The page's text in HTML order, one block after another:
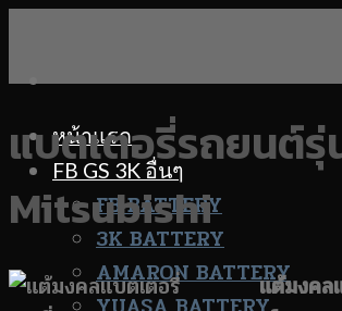
content
หน้าแรก
FB GS 3K อื่นๆ
FB BATTERY
3K BATTERY
AMARON BATTERY
แบตเตอรี่รถยนต์รุ่
Mitsubishi
แต้มงคล